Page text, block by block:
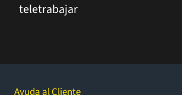
teletrabajar
Ayuda al Cliente